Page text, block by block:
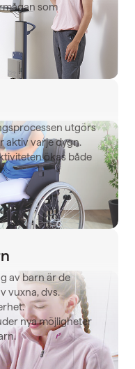
som
utgörs
aktiv varje dygn.
ökas både
av barn är de
vuxna, dvs.
nya möjligheter